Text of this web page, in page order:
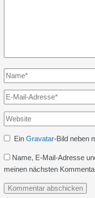
Name*
E-
Mail-
Adresse*
Website
Ein Gravatar-Bild neben
Name, E-Mail-Adresse
meinen nächsten